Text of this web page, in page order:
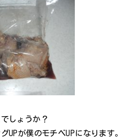
しょうか？
UPが僕のモチベUPになります。